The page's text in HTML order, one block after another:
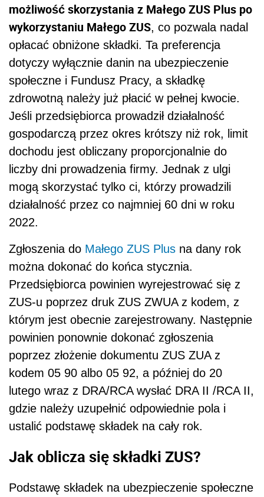
możliwość skorzystania z Małego ZUS Plus po
wykorzystaniu Małego ZUS, co pozwala nadal
opłacać obniżone składki. Ta preferencja
dotyczy wyłącznie danin na ubezpieczenie
społeczne i Fundusz Pracy, a składkę
zdrowotną należy już płacić w pełnej kwocie.
Jeśli przedsiębiorca prowadził działalność
gospodarczą przez okres krótszy niż rok, limit
dochodu jest obliczany proporcjonalnie do
liczby dni prowadzenia firmy. Jednak z ulgi
mogą skorzystać tylko ci, którzy prowadzili
działalność przez co najmniej 60 dni w roku
2022.
Zgłoszenia do Małego ZUS Plus na dany rok
można dokonać do końca stycznia.
Przedsiębiorca powinien wyrejestrować się z
ZUS-u poprzez druk ZUS ZWUA z kodem, z
którym jest obecnie zarejestrowany. Następnie
powinien ponownie dokonać zgłoszenia
poprzez złożenie dokumentu ZUS ZUA z
kodem 05 90 albo 05 92, a później do 20
lutego wraz z DRA/RCA wysłać DRA II /RCA II,
gdzie należy uzupełnić odpowiednie pola i
ustalić podstawę składek na cały rok.
Jak oblicza się składki ZUS?
Podstawę składek na ubezpieczenie społeczne